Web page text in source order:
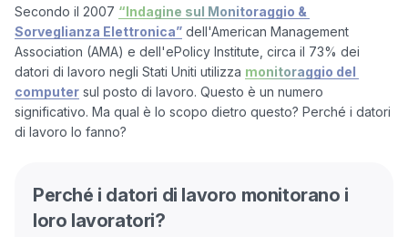
Secondo il 2007 “Indagine sul Monitoraggio &
Sorveglianza Elettronica” dell'American Management
Association (AMA) e dell'ePolicy Institute, circa il 73% dei
datori di lavoro negli Stati Uniti utilizza monitoraggio del
computer sul posto di lavoro. Questo è un numero
significativo. Ma qual è lo scopo dietro questo? Perché i datori
di lavoro lo fanno?
Perché i datori di lavoro monitorano i
loro lavoratori?